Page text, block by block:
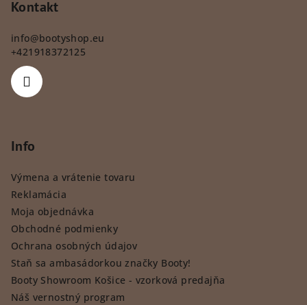
Kontakt
info@bootyshop.eu
+421918372125
Info
Výmena a vrátenie tovaru
Reklamácia
Moja objednávka
Obchodné podmienky
Ochrana osobných údajov
Staň sa ambasádorkou značky Booty!
Booty Showroom Košice - vzorková predajňa
Náš vernostný program